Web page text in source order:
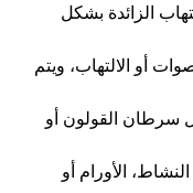
الزائدة بشكل
أو الالتهاب، ويتم
سرطان القولون أو
النشاط، الأورام أو